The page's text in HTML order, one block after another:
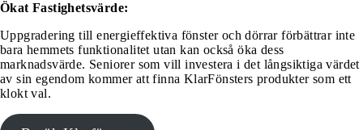
Ökat Fastighetsvärde:
Uppgradering till energieffektiva fönster och dörrar förbättrar inte
bara hemmets funktionalitet utan kan också öka dess
marknadsvärde. Seniorer som vill investera i det långsiktiga värdet
av sin egendom kommer att finna KlarFönsters produkter som ett
klokt val.